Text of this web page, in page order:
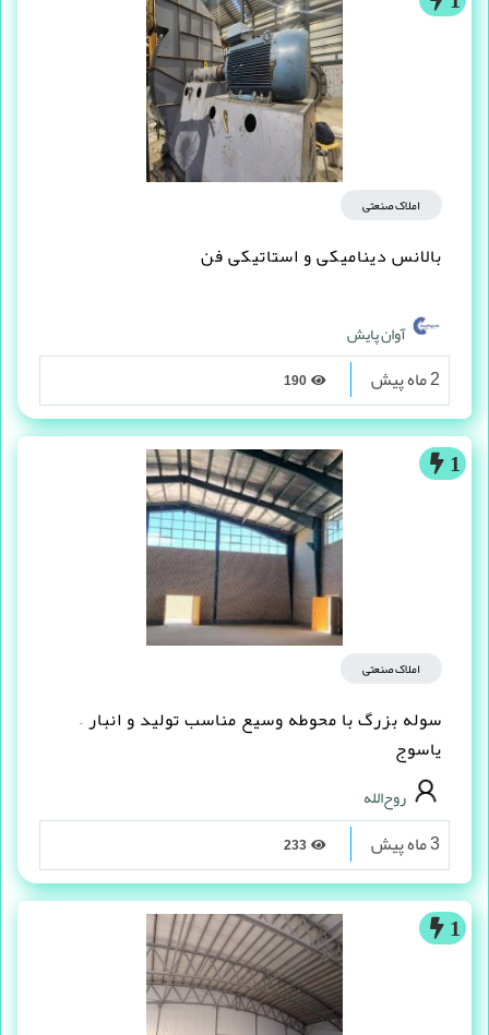
املاک صنعتی
بالانس دینامیکی و استاتیکی فن
آوان پایش
2 ماه پیش
1
املاک صنعتی
سوله بزرگ با محوطه وسیع مناسب تولید و انبار –
یاسوج
روح‌الله
3 ماه پیش
1